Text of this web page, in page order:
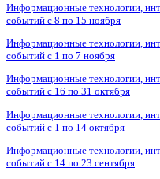
Информационные технологии,
событий с 8 по 15 ноября
Информационные технологии,
событий с 1 по 7 ноября
Информационные технологии,
событий с 16 по 31 октября
Информационные технологии,
событий с 1 по 14 октября
Информационные технологии,
событий с 14 по 23 сентября